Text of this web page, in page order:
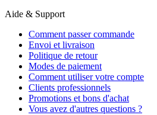
Aide & Support
Comment passer commande
Envoi et livraison
Politique de retour
Modes de paiement
Comment utiliser votre compte
Clients professionnels
Promotions et bons d'achat
Vous avez d'autres questions ?